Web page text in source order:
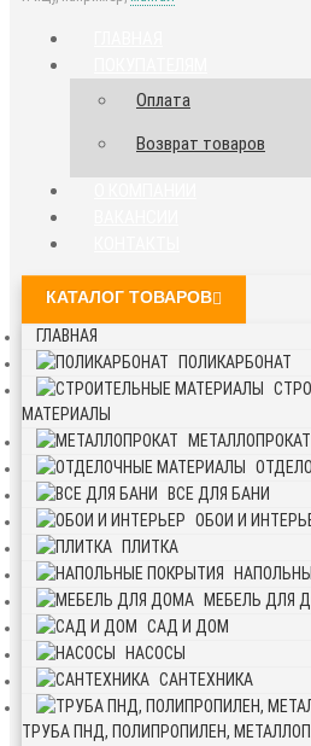
Оплата
Возврат товаров
КАТАЛОГ ТОВАРОВ
ГЛАВНАЯ
ПОЛИКАРБОНАТ
МАТЕРИАЛЫ
МЕТАЛЛОПРОКАТ
ВСЕ ДЛЯ БАНИ
ОБОИ И
ПЛИТКА
МЕБЕЛЬ ДЛЯ
САД И ДОМ
НАСОСЫ
САНТЕХНИКА
ТРУБА ПНД, ПОЛИПРОПИЛЕН,